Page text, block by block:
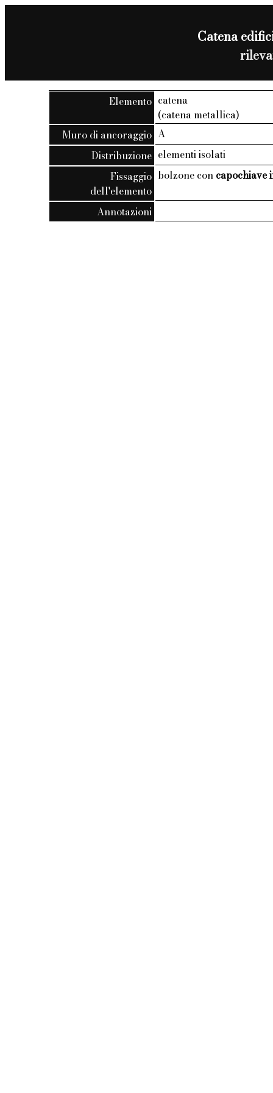
Catena
Elemento catena
(catena metallica)
Muro di ancoraggio A
Distribuzione elementi isolati
Fissaggio
dell'elemento
bolzone con capochiave
Annotazioni